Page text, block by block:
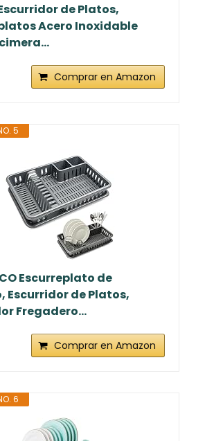
de Platos,
Acero Inoxidable
Comprar en Amazon
5
Escurreplato de
Escurridor de Platos,
Fregadero...
Comprar en Amazon
6